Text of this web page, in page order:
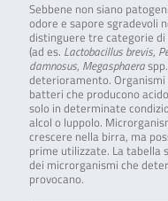
Sebbene non siano
odore e sapore sgradevoli
distinguere tre categorie
(ad es. Lactobacillus brevis,
damnosus, Megasphaera
deterioramento.
batteri che producono
solo in determinate
alcol o luppolo.
crescere nella birra, ma
prime utilizzate. La tabella
dei microrganismi che
provocano.